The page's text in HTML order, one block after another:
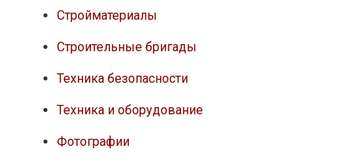
Стройматериалы
Строительные бригады
Техника безопасности
Техника и оборудование
Фотографии